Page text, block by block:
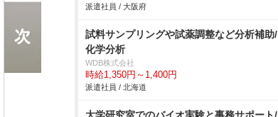
派遣社員 / 大阪府
試料サンプリングや試薬調整など分析補助/
化学分析
WDB株式会社
時給1,350円～1,400円
派遣社員 / 北海道